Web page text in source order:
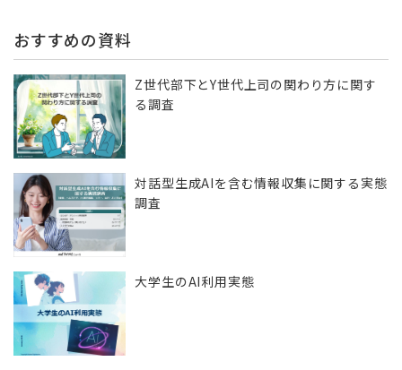
おすすめの資料
Z世代部下とY世代上司の関わり方に関す
る調査
対話型生成AIを含む情報収集に​関する実態
調査
大学生のAI利用実態